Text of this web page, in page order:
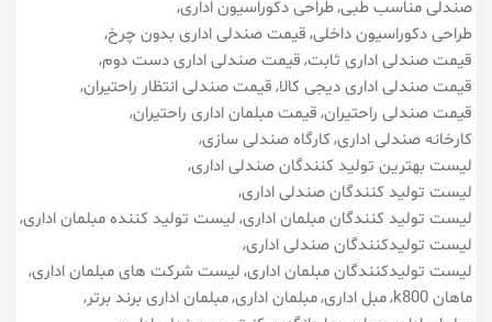
صندلی مناسب طبی طراحی دکوراسیون اداری
طراحی دکوراسیون داخلی قیمت صندلی اداری بدون چرخ
قیمت صندلی اداری ثابت قیمت صندلی اداری دست دوم
قیمت صندلی اداری دیجی کالا قیمت صندلی انتظار راحتیران
قیمت صندلی راحتیران قیمت مبلمان اداری راحتیران
کارخانه صندلی اداری کارگاه صندلی سازی
لیست بهترین تولید کنندگان صندلی اداری
لیست تولید کنندگان صندلی اداری
لیست تولید کنندگان مبلمان اداری لیست تولید کننده مبلمان اداری
لیست تولیدکنندگان صندلی اداری
لیست تولیدکنندگان مبلمان اداری لیست شرکت های مبلمان اداری
ماهان k800
مبل اداری مبلمان اداری مبلمان اداری برند برتر